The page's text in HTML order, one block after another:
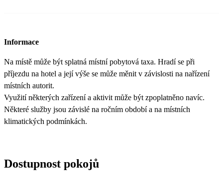
Informace
Na místě může být splatná místní pobytová taxa. Hradí se při
příjezdu na hotel a její výše se může měnit v závislosti na nařízení
místních autorit.
Využití některých zařízení a aktivit může být zpoplatněno navíc.
Některé služby jsou závislé na ročním období a na místních
klimatických podmínkách.
Dostupnost pokojů